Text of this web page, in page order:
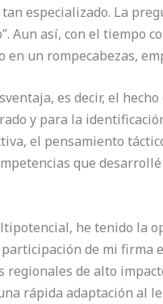
especializado. La
Aun así, con el tiempo
en un rompecabezas,
es decir, el
y para la
el pensamiento
que
he tenido la
de mi firma
de alto
rápida adaptación al